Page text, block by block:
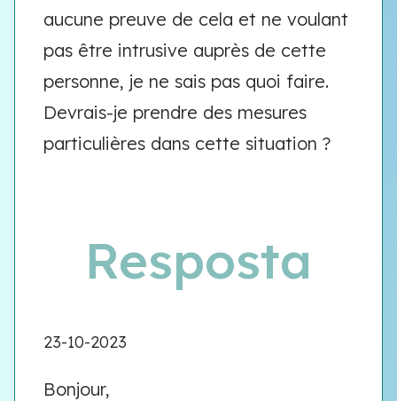
aucune preuve de cela et ne voulant
pas être intrusive auprès de cette
personne, je ne sais pas quoi faire.
Devrais-je prendre des mesures
particulières dans cette situation ?
Resposta
23-10-2023
Bonjour,